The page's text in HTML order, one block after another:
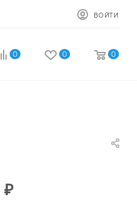
ВОЙТИ
0 0 0
₽